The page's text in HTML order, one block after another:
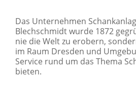
Das Unternehmen
Blechschmidt wurde 1872
nie die Welt zu erobern,
im Raum Dresden und
Service rund um das Thema
bieten.